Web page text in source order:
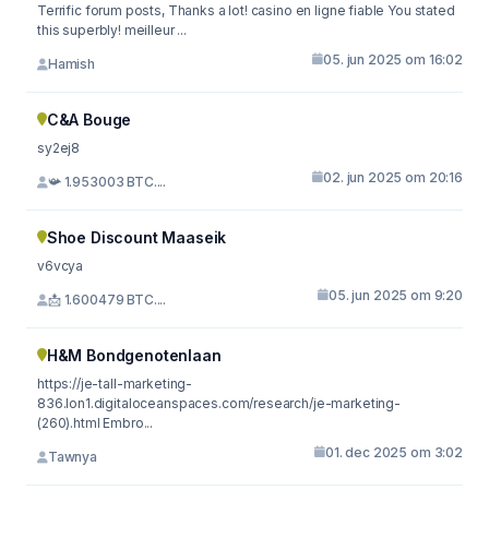
Terrific forum posts, Thanks a lot! casino en ligne fiable You stated
this superbly! meilleur ...
Hamish 05. jun 2025 om 16:02
C&A Bouge
sy2ej8
📯 1.953003 BTC.... 02. jun 2025 om 20:16
Shoe Discount Maaseik
v6vcya
📩 1.600479 BTC.... 05. jun 2025 om 9:20
H&M Bondgenotenlaan
https://je-tall-marketing-
836.lon1.digitaloceanspaces.com/research/je-marketing-
(260).html Embro...
Tawnya 01. dec 2025 om 3:02